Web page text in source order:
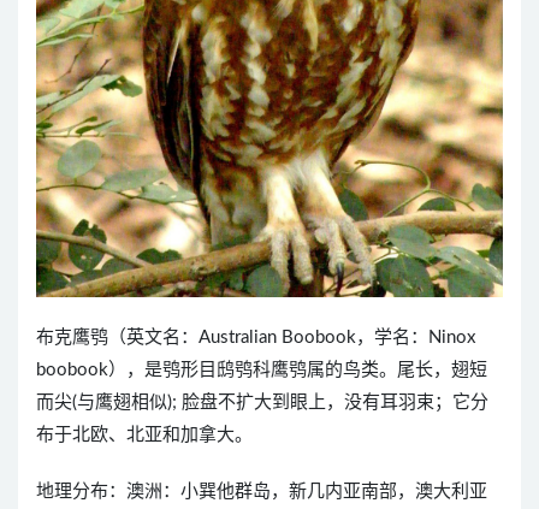
布克鹰鸮（英文名：Australian Boobook，学名：Ninox
boobook），是鸮形目鸱鸮科鹰鸮属的鸟类。尾长，翅短
而尖(与鹰翅相似); 脸盘不扩大到眼上，没有耳羽束；它分
布于北欧、北亚和加拿大。
地理分布：澳洲：小巽他群岛，新几内亚南部，澳大利亚